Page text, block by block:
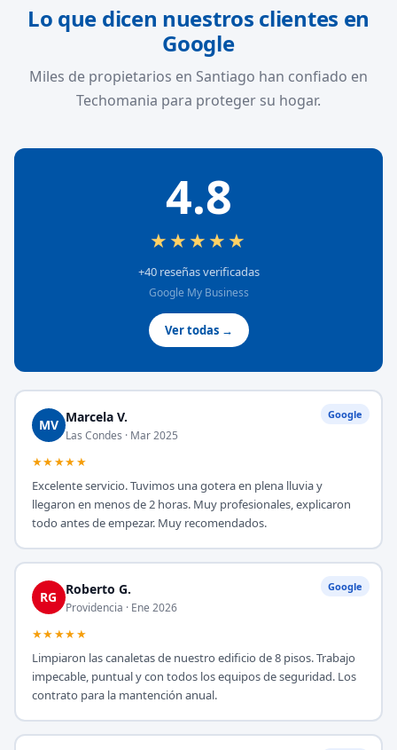
Lo que dicen nuestros clientes en
Google
Miles de propietarios en Santiago han confiado en
Techomania para proteger su hogar.
4.8
★★★★★
+40 reseñas verificadas
Google My Business
Ver todas →
Google
MV Marcela V.
Las Condes · Mar 2025
★★★★★
Excelente servicio. Tuvimos una gotera en plena lluvia y
llegaron en menos de 2 horas. Muy profesionales, explicaron
todo antes de empezar. Muy recomendados.
Google
RG Roberto G.
Providencia · Ene 2026
★★★★★
Limpiaron las canaletas de nuestro edificio de 8 pisos. Trabajo
impecable, puntual y con todos los equipos de seguridad. Los
contrato para la mantención anual.